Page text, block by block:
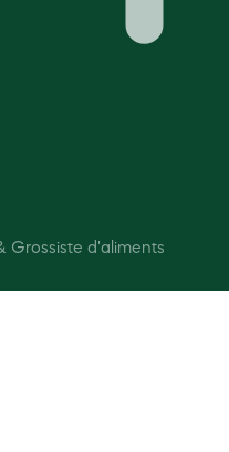
Grossiste d'aliments